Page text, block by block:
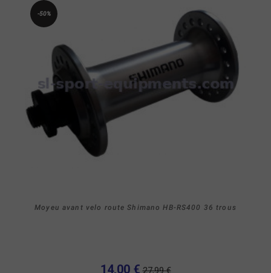
-50%
Moyeu avant velo route Shimano HB-RS400 36 trous
14,00 € 27,99 €